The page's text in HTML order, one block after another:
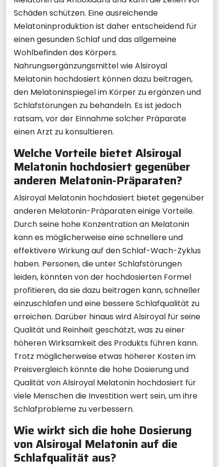
Schäden schützen. Eine ausreichende
Melatoninproduktion ist daher entscheidend für
einen gesunden Schlaf und das allgemeine
Wohlbefinden des Körpers.
Nahrungsergänzungsmittel wie Alsiroyal
Melatonin hochdosiert können dazu beitragen,
den Melatoninspiegel im Körper zu ergänzen und
Schlafstörungen zu behandeln. Es ist jedoch
ratsam, vor der Einnahme solcher Präparate
einen Arzt zu konsultieren.
Welche Vorteile bietet Alsiroyal
Melatonin hochdosiert gegenüber
anderen Melatonin-Präparaten?
Alsiroyal Melatonin hochdosiert bietet gegenüber
anderen Melatonin-Präparaten einige Vorteile.
Durch seine hohe Konzentration an Melatonin
kann es möglicherweise eine schnellere und
effektivere Wirkung auf den Schlaf-Wach-Zyklus
haben. Personen, die unter Schlafstörungen
leiden, könnten von der hochdosierten Formel
profitieren, da sie dazu beitragen kann, schneller
einzuschlafen und eine bessere Schlafqualität zu
erreichen. Darüber hinaus wird Alsiroyal für seine
Qualität und Reinheit geschätzt, was zu einer
höheren Wirksamkeit des Produkts führen kann.
Trotz möglicherweise etwas höherer Kosten im
Preisvergleich könnte die hohe Dosierung und
Qualität von Alsiroyal Melatonin hochdosiert für
viele Menschen die Investition wert sein, um ihre
Schlafprobleme zu verbessern.
Wie wirkt sich die hohe Dosierung
von Alsiroyal Melatonin auf die
Schlafqualität aus?